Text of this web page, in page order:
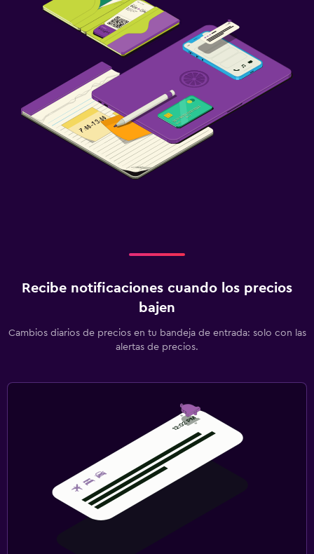
Recibe notificaciones cuando los precios
bajen
Cambios diarios de precios en tu bandeja de entrada: solo con las
alertas de precios.